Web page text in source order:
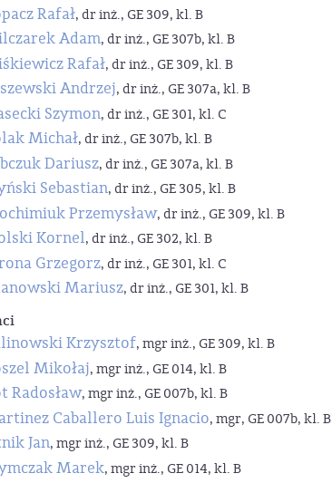
Rafał, dr inż., GE 309, kl. B
Adam, dr inż., GE 307b, kl. B
Rafał, dr inż., GE 309, kl. B
Andrzej, dr inż., GE 307a, kl. B
Szymon, dr inż., GE 301, kl. C
Michał, dr inż., GE 307b, kl. B
Dariusz, dr inż., GE 307a, kl. B
Sebastian, dr inż., GE 305, kl. B
Przemysław, dr inż., GE 309, kl. B
Kornel, dr inż., GE 302, kl. B
Grzegorz, dr inż., GE 301, kl. C
Mariusz, dr inż., GE 301, kl. B
Krzysztof, mgr inż., GE 309, kl. B
Mikołaj, mgr inż., GE 014, kl. B
Radosław, mgr inż., GE 007b, kl. B
Caballero Luis Ignacio, mgr, GE 007b, kl. B
Jan, mgr inż., GE 309, kl. B
Marek, mgr inż., GE 014, kl. B